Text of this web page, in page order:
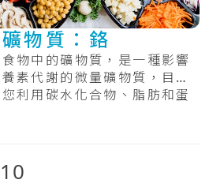
物質：鉻
物中的礦物質，是一種影響
素代謝的微量礦物質，目前
利用碳水化合物、脂肪和蛋